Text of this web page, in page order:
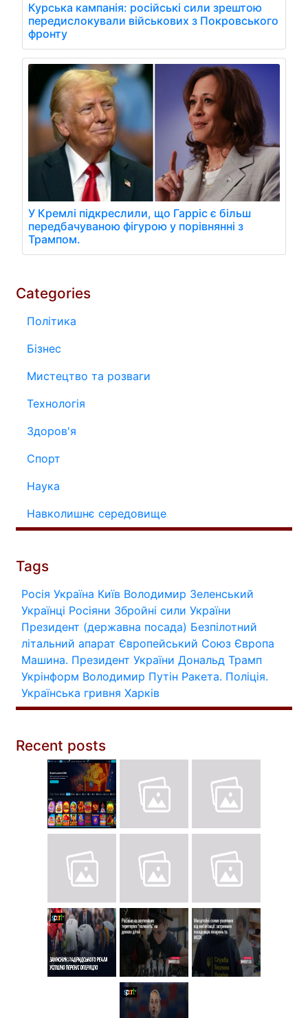
Курська кампанія: російські сили зрештою
передислокували військових з Покровського
фронту
У Кремлі підкреслили, що Гарріс є більш
передбачуваною фігурою у порівнянні з
Трампом.
Categories
Політика
Бізнес
Мистецтво та розваги
Технологія
Здоров'я
Спорт
Наука
Навколишнє середовище
Tags
Росія Україна Київ Володимир Зеленський
Українці Росіяни Збройні сили України
Президент (державна посада) Безпілотний
літальний апарат Європейський Союз Європа
Машина. Президент України Дональд Трамп
Укрінформ Володимир Путін Ракета. Поліція.
Українська гривня Харків
Recent posts